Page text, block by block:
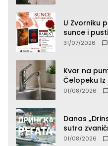
U Zvorniku
sunce i
Avdić-
31/07/2026
Kvar na
Čelopeku
komunalije”
01/08/2026
Danas
sutra
01/08/2026